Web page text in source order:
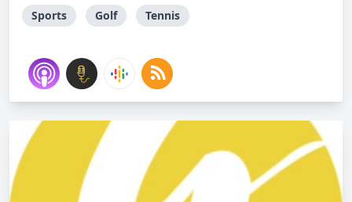
Sports Golf Tennis